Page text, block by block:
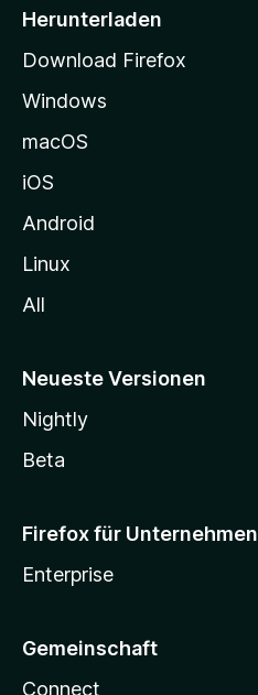
i
e
g
e
n
Herunterladen
Download Firefox
Windows
macOS
iOS
Android
Linux
All
Neueste Versionen
Nightly
Beta
Firefox für Unternehmen
Enterprise
Gemeinschaft
Connect